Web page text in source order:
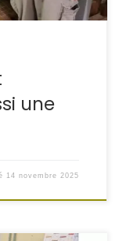
une
14 novembre 2025